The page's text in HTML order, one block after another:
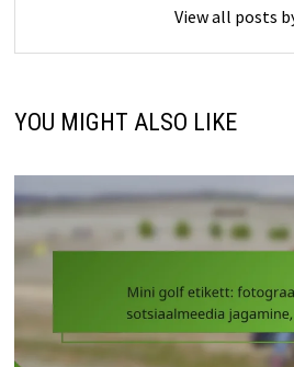
View all posts
YOU MIGHT ALSO LIKE